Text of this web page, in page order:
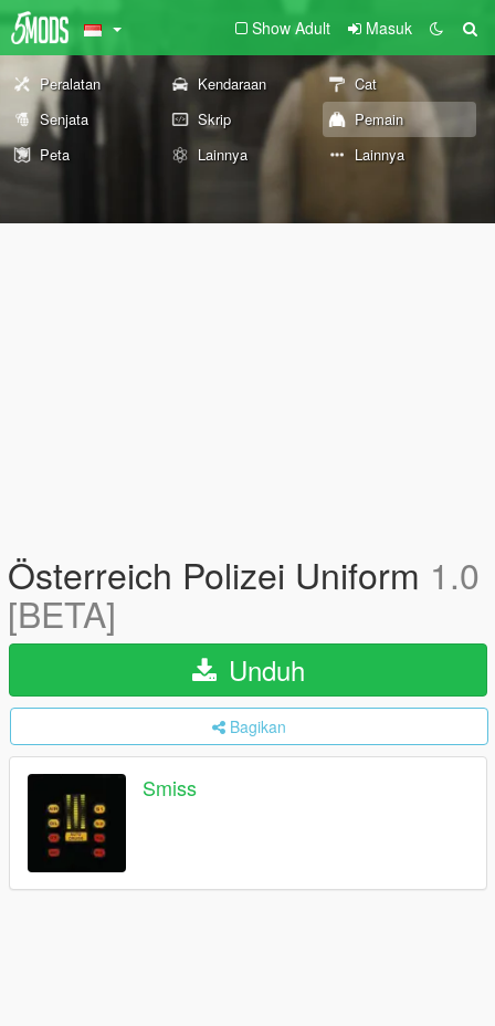
Show Adult Masuk
Peralatan Kendaraan
Cat
Senjata
Skrip
Pemain
Peta
Lainnya Lainnya
Österreich Polizei Uniform 1.0
[BETA]
Unduh
Bagikan
Smiss